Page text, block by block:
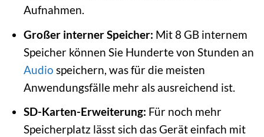
Aufnahmen.
Großer interner Speicher: Mit 8 GB internem
Speicher können Sie Hunderte von Stunden an
Audio speichern, was für die meisten
Anwendungsfälle mehr als ausreichend ist.
SD-Karten-Erweiterung: Für noch mehr
Speicherplatz lässt sich das Gerät einfach mit